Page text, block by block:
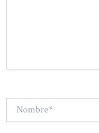
Nombre*